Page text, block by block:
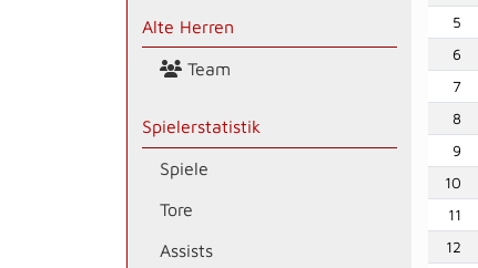
Alte Herren
Team
Spielerstatistik
Spiele
Tore
Assists
5
6
7
8
9
10
11
12